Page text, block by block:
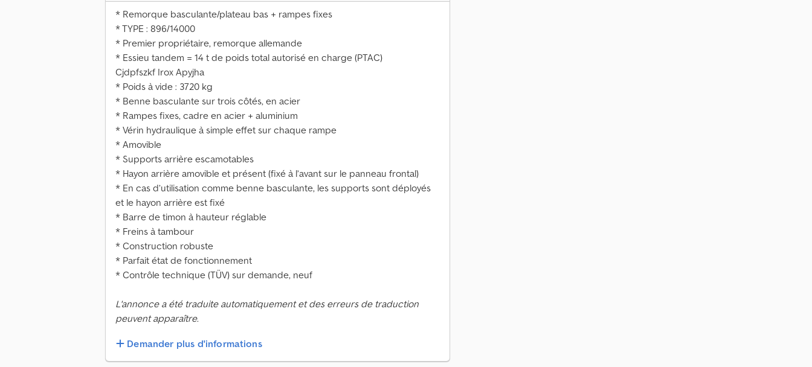
* Remorque basculante/plateau bas + rampes fixes
* TYPE : 896/14000
* Premier propriétaire, remorque allemande
* Essieu tandem = 14 t de poids total autorisé en charge (PTAC)
Cjdpfszkf Irox Apyjha
* Poids à vide : 3720 kg
* Benne basculante sur trois côtés, en acier
* Rampes fixes, cadre en acier + aluminium
* Vérin hydraulique à simple effet sur chaque rampe
* Amovible
* Supports arrière escamotables
* Hayon arrière amovible et présent (fixé à l’avant sur le panneau frontal)
* En cas d’utilisation comme benne basculante, les supports sont déployés
et le hayon arrière est fixé
* Barre de timon à hauteur réglable
* Freins à tambour
* Construction robuste
* Parfait état de fonctionnement
* Contrôle technique (TÜV) sur demande, neuf
L'annonce a été traduite automatiquement et des erreurs de traduction
peuvent apparaître.
Demander plus d'informations